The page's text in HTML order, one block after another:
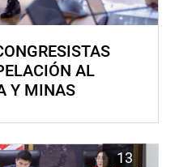
AL
Y MINAS
13